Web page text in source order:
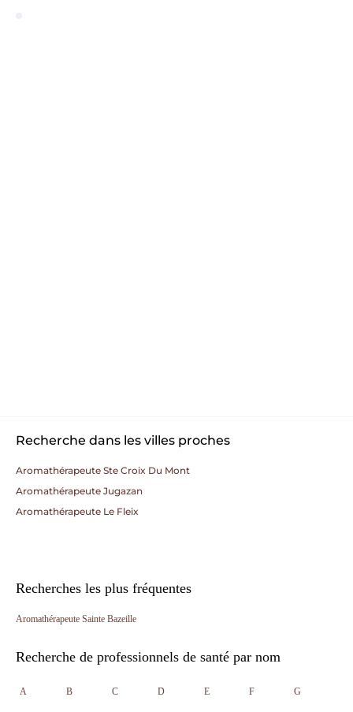
Recherche dans les villes proches
Aromathérapeute Ste Croix Du Mont
Aromathérapeute Jugazan
Aromathérapeute Le Fleix
Recherches les plus fréquentes
Aromathérapeute Sainte Bazeille
Recherche de professionnels de santé par nom
A B C D E F G